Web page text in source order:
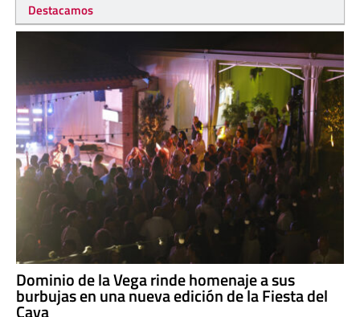
Destacamos
Dominio de la Vega rinde homenaje a sus
burbujas en una nueva edición de la Fiesta del
Cava